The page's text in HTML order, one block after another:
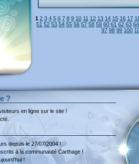
1 2 3 4 5 6 7 8 9 10 11 12 13 14 15 16 17
51 52 53 54 55 56 57 58 59 60 61 62 63 64
97 98 99 100
?
en ligne sur le site !
depuis le 27/07/2004 !
à la communauté Carthage !
!